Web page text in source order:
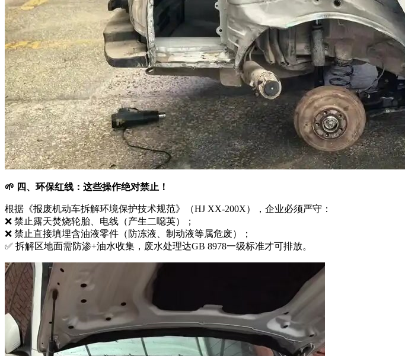
🌱 四、环保红线：这些操作绝对禁止！
根据《报废机动车拆解环境保护技术规范》（HJ XX-200X），企业必须严守：
❌ 禁止露天焚烧轮胎、电线（产生二噁英）；
❌ 禁止直接填埋含油液零件（防冻液、制动液等属危废）；
✅ 拆解区地面需防渗+油水收集，废水处理达GB 8978一级标准才可排放。